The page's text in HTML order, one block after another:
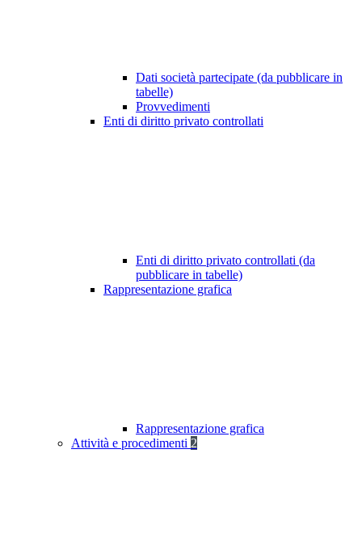
Dati società partecipate (da pubblicare in
tabelle)
Provvedimenti
Enti di diritto privato controllati
Enti di diritto privato controllati (da
pubblicare in tabelle)
Rappresentazione grafica
Rappresentazione grafica
Attività e procedimenti 2